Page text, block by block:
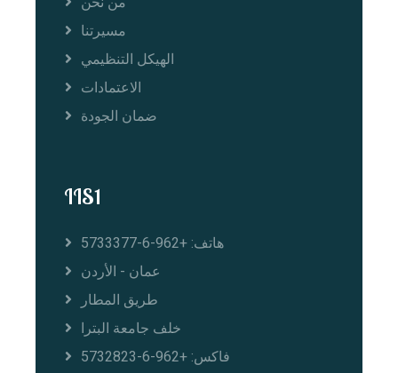
مسيرتنا
الهيكل التنظيمي
الاعتمادات
ضمان الجودة
IIS1
هاتف: +962-6-5733377
عمان - الأردن
طريق المطار
خلف جامعة البترا
فاكس: +962-6-5732823